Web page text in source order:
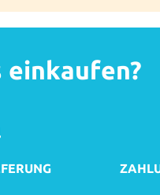
einkaufen?